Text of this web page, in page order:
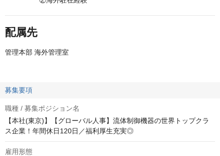
配属先
管理本部 海外管理室
募集要項
職種 / 募集ポジション名
【本社(東京)】【グローバル人事】流体制御機器の世界トップクラ
ス企業！年間休日120日／福利厚生充実◎
雇用形態